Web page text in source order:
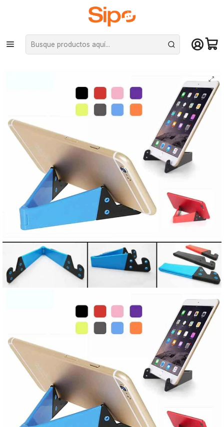
¡Compra hasta mediodía y recibe hoy! De lunes a sábado en el gran
Santiago. Envío gratis desde $29.990
Inicio Otras categorías Soporte celulares, tables y notebooks
Soporte portátil de escritorio mesa plegable para celular y tablets